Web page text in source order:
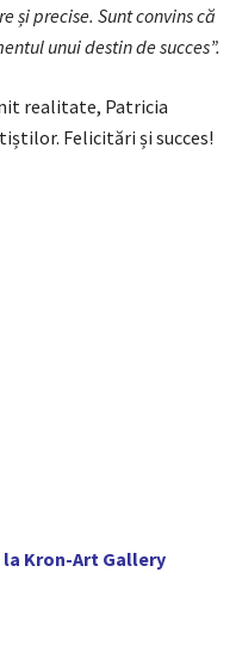
și precise. Sunt convins că
unui destin de succes”.
realitate, Patricia
Felicitări și succes!
la Kron-Art Gallery